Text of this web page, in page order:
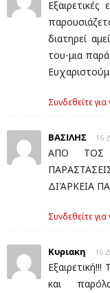
διατηρεί
του-μια
Συνδεθείτε
ΒΑΣΙΛΗΣ 16
ΑΠΟ ΤΟΣ
ΔΙΆΡΚΕΙΑ
Συνδεθείτε
Κυριακη 16
και